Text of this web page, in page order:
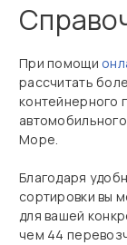
При помощи
рассчитать
контейнерного
Море.
Благодаря
сортировки вы
для вашей
чем 44